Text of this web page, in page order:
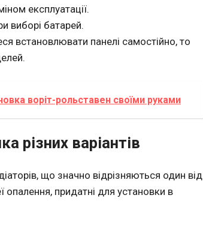
експлуатації.
виборі батарей.
встановлювати панелі самостійно, то
воріт-рольставен своїми руками
різних варіантів
що значно відрізняються один від
придатні для установки в